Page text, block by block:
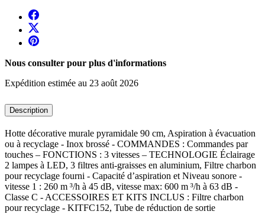
Nous consulter pour plus d'informations
Expédition estimée au 23 août 2026
Description
Hotte décorative murale pyramidale 90 cm, Aspiration à évacuation
ou à recyclage - Inox brossé - COMMANDES : Commandes par
touches – FONCTIONS : 3 vitesses – TECHNOLOGIE Éclairage
2 lampes à LED, 3 filtres anti-graisses en aluminium, Filtre charbon
pour recyclage fourni - Capacité d’aspiration et Niveau sonore -
vitesse 1 : 260 m ³/h à 45 dB, vitesse max: 600 m ³/h à 63 dB -
Classe C - ACCESSOIRES ET KITS INCLUS : Filtre charbon
pour recyclage - KITFC152, Tube de réduction de sortie